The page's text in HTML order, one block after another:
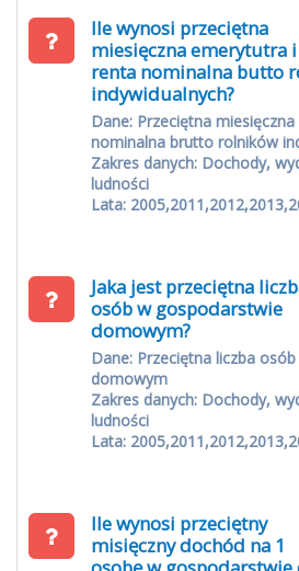
Ile wynosi przeciętna
miesięczna emerytutra i
renta nominalna butto
indywidualnych?
Dane: Przeciętna
nominalna brutto rolników
Zakres danych: Dochody,
ludności
Lata:
Jaka jest przeciętna
osób w gospodarstwie
domowym?
Dane: Przeciętna liczba
domowym
Zakres danych: Dochody,
ludności
Lata:
Ile wynosi przeciętny
misięczny dochód na 1